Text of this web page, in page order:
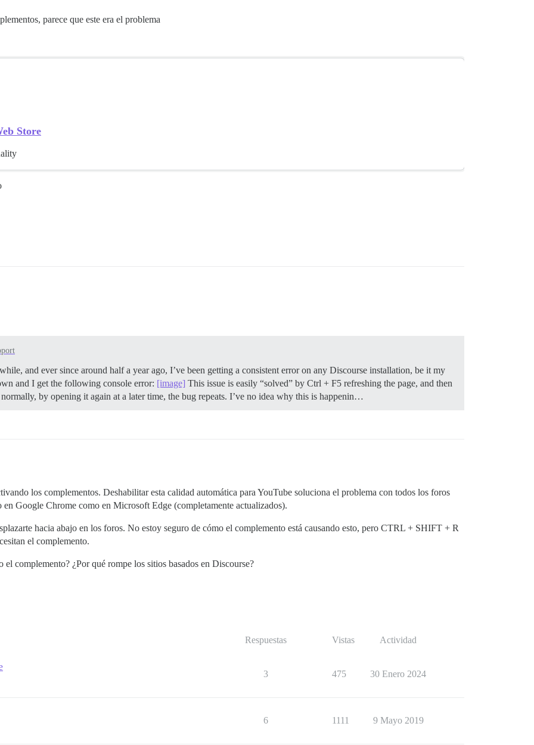
parece que este era el problema
Store
and ever since around half a year ago, I’ve been getting a consistent error on any Discourse installation, be it my
and I get the following console error: [image] This issue is easily “solved” by Ctrl + F5 refreshing the page, and then
by opening it again at a later time, the bug repeats. I’ve no idea why this is happenin…
los complementos. Deshabilitar esta calidad automática para YouTube soluciona el problema con todos los foros
en Google Chrome como en Microsoft Edge (completamente actualizados).
hacia abajo en los foros. No estoy seguro de cómo el complemento está causando esto, pero CTRL + SHIFT + R
el complemento.
complemento? ¿Por qué rompe los sitios basados en Discourse?
Respuestas Vistas Actividad
3 475 30 Enero 2024
6 1111 9 Mayo 2019